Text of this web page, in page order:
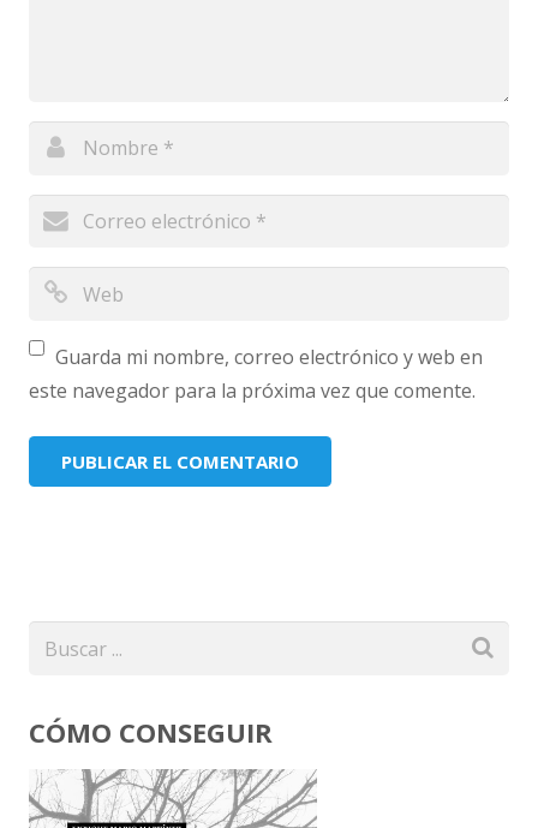
Guarda mi nombre, correo electrónico y web en
este navegador para la próxima vez que comente.
CÓMO CONSEGUIR